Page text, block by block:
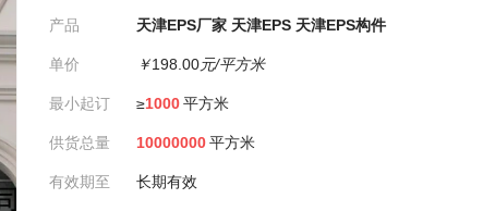
产品 天津EPS厂家 天津EPS 天津EPS构件
单价 ￥198.00元/平方米
最小起订 ≥1000平方米
供货总量 10000000平方米
有效期至 长期有效